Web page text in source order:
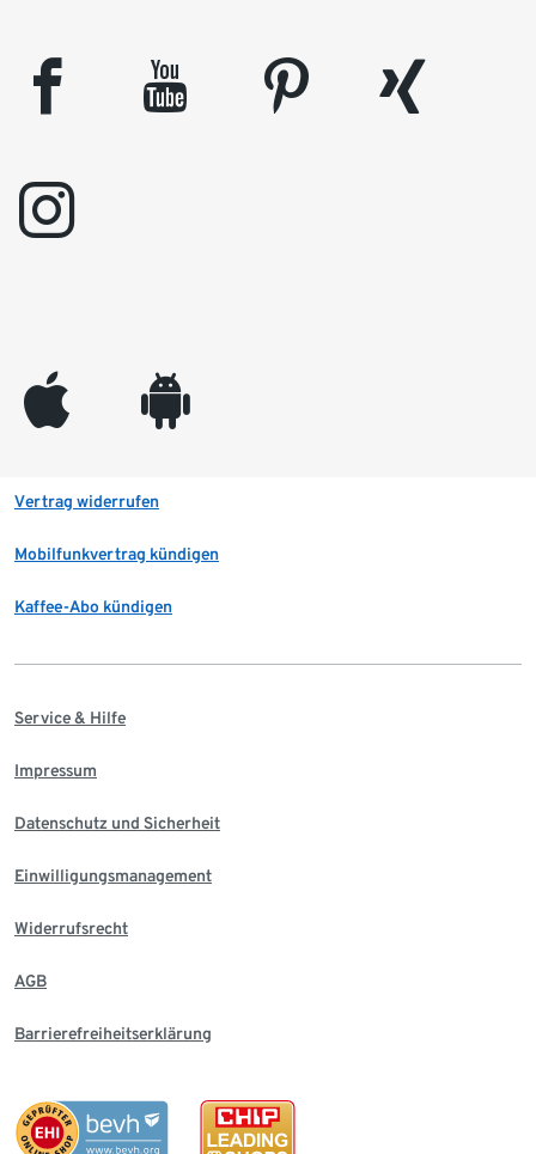
facebook youtube pinterest
xing
instagram
appleinc android
Vertrag widerrufen
Mobilfunkvertrag kündigen
Kaffee-Abo kündigen
Service & Hilfe
Impressum
Datenschutz und Sicherheit
Einwilligungsmanagement
Widerrufsrecht
AGB
Barrierefreiheitserklärung